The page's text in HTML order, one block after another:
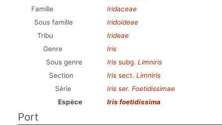
Famille
Iridaceae
Sous famille
Iridoideae
Tribu
Irideae
Genre
Iris
Sous genre
Iris subg. Limniris
Section
Iris sect. Limniris
Série
Iris ser. Foetidissimae
Espèce
Iris foetidissima
Port